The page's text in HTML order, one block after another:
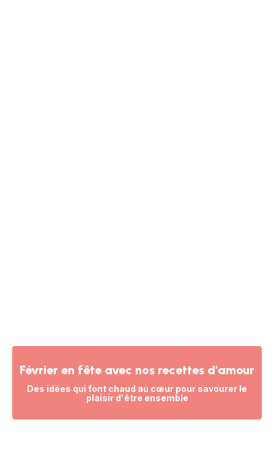
Février en fête avec nos recettes d'amour
Des idées qui font chaud au cœur pour savourer le
plaisir d'être ensemble